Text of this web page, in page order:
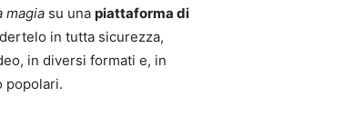
magia su una piattaforma di
in tutta sicurezza,
in diversi formati e, in
popolari.